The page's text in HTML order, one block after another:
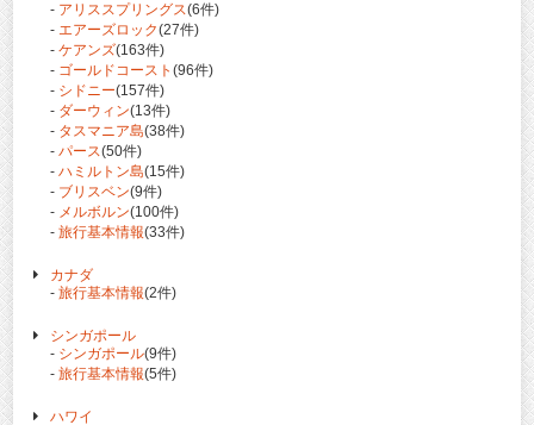
- アリススプリングス(6件)
- エアーズロック(27件)
- ケアンズ(163件)
- ゴールドコースト (96件)
- シドニー(157件)
- ダーウィン(13件)
- タスマニア島(38件)
- パース(50件)
- ハミルトン島(15件)
- ブリスベン(9件)
- メルボルン(100件)
- 旅行基本情報(33件)
カナダ
- 旅行基本情報(2件)
シンガポール
- シンガポール(9件)
- 旅行基本情報(5件)
ハワイ